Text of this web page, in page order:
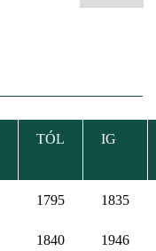
TÓL IG
1795 1835
1840 1946